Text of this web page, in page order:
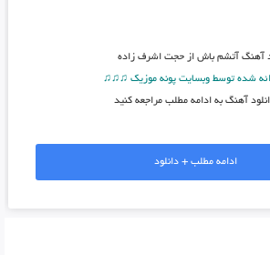
آهنگ آتشم باش از حجت اشرف زاده
شده توسط وبسایت پونه موزیک ♫♫♫
آهنگ به ادامه مطلب مراجعه کنید
ادامه مطلب + دانلود